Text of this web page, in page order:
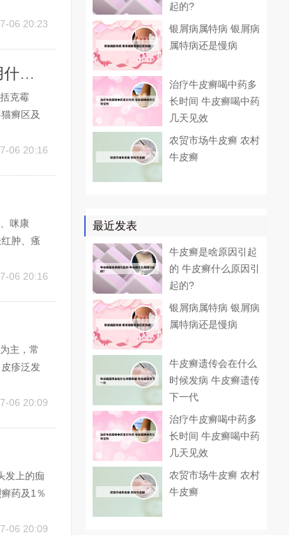
些设备
06 20:23
小孩身上起癣了,抹什么药膏好 小孩身上起藓用什么药
克霉
癣区及
。2、病
06 20:16
咪康
肿、瘙
体来说，
06 20:16
主，常
疹泛发
菌和止
06 20:09
发上的痂
药及1％
析：这种
06 20:09
起的?
银屑病属特病 银屑病
属特病还是慢病
治疗牛皮癣喝中药多
长时间 牛皮癣喝中药
几天见效
农贸市场牛皮癣 农村
牛皮癣
最近发表
牛皮癣是啥原因引起
的 牛皮癣什么原因引
起的?
银屑病属特病 银屑病
属特病还是慢病
牛皮癣遗传会在什么
时候发病 牛皮癣遗传
下一代
治疗牛皮癣喝中药多
长时间 牛皮癣喝中药
几天见效
农贸市场牛皮癣 农村
牛皮癣